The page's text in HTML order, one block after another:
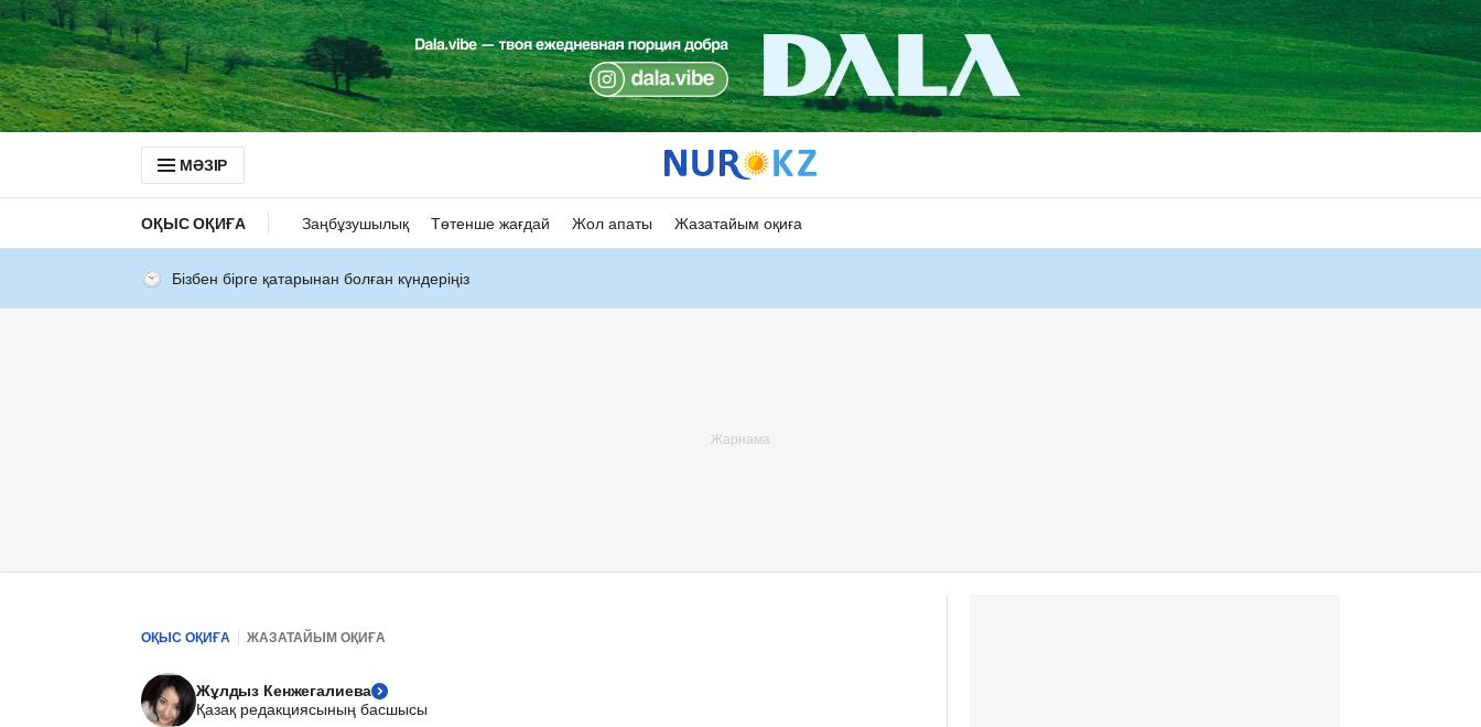
МӘЗІР
ОҚЫС ОҚИҒА Заңбұзушылық Төтенше жағдай Жол апаты Жазатайым оқиға
Бізбен бірге қатарынан болған күндеріңіз
ОҚЫС ОҚИҒА ЖАЗАТАЙЫМ ОҚИҒА
Жұлдыз Кенжегалиева
Қазақ редакциясының басшысы